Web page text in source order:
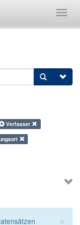
Verfasser
×